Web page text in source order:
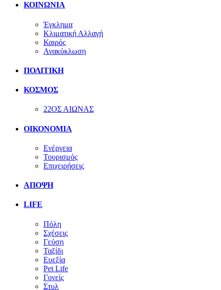
ΚΟΙΝΩΝΙΑ
Έγκλημα
Κλιματική Αλλαγή
Καιρός
Ανακύκλωση
ΠΟΛΙΤΙΚΗ
ΚΟΣΜΟΣ
22ΟΣ ΑΙΩΝΑΣ
ΟΙΚΟΝΟΜΙΑ
Ενέργεια
Τουρισμός
Επιχειρήσεις
ΑΠΟΨΗ
LIFE
Πόλη
Σχέσεις
Γεύση
Ταξίδι
Ευεξία
Pet Life
Γονείς
Στυλ